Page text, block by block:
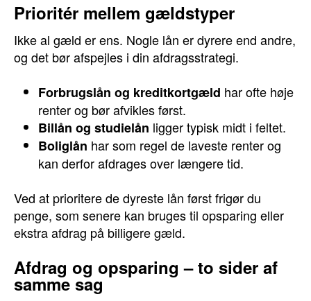
Prioritér mellem gældstyper
Ikke al gæld er ens. Nogle lån er dyrere end andre,
og det bør afspejles i din afdragsstrategi.
Forbrugslån og kreditkortgæld har ofte høje
renter og bør afvikles først.
Billån og studielån ligger typisk midt i feltet.
Boliglån har som regel de laveste renter og
kan derfor afdrages over længere tid.
Ved at prioritere de dyreste lån først frigør du
penge, som senere kan bruges til opsparing eller
ekstra afdrag på billigere gæld.
Afdrag og opsparing – to sider af
samme sag